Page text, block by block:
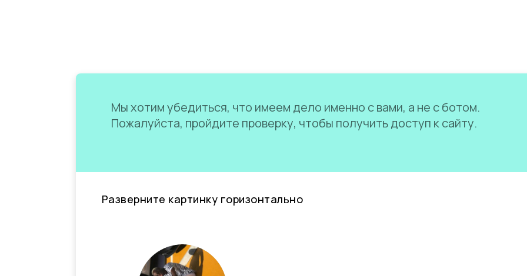
Мы хотим убедиться, что имеем дело именно с вами, а не с ботом.
Пожалуйста, пройдите проверку, чтобы получить доступ к сайту.
Разверните картинку горизонтально